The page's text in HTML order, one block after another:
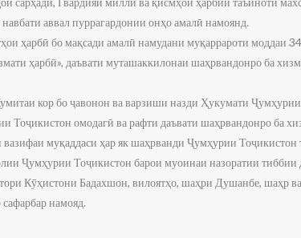
аввал пуррагардонии онҳо амалӣ намоянд.
ҳарбӣ бо мақсади амалӣ намудани муқаррароти моддаи
ҳарбӣ», даъвати муташаккилонаи шаҳрвандонро ба
кор бо ҷавонон ва варзиши назди Ҳукумати
Тоҷикистон омодагӣ ва рафти даъвати шаҳрвандонро ба
муқаддаси ҳар як шаҳрванди Ҷумҳурии Тоҷикистон
Ҷумҳурии Тоҷикистон барои муоинаи назоратии тиббии
Кӯҳистони Бадахшон, вилоятҳо, шаҳри Душанбе, шаҳр
намояд.